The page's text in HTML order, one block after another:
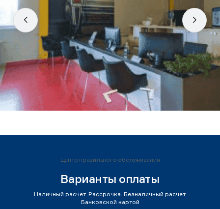
Центр правильного обслуживания
Варианты оплаты
Наличный расчет. Рассрочка. Безналичный расчет.
Банковской картой